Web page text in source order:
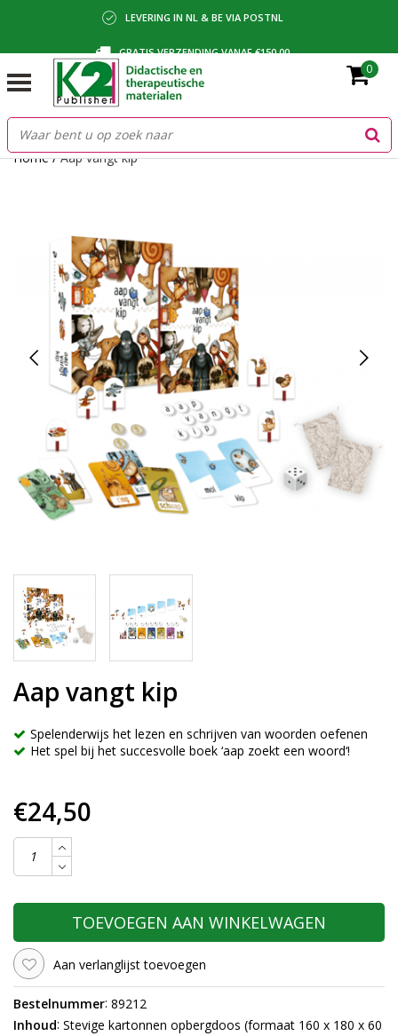
LEVERING IN NL & BE VIA POSTNL
GRATIS VERZENDING VANAF €150,00
BETALING VIA IDEAL, BANCONTACT OF FACTUUR
0
Home/Aap vangt kip
Aap vangt kip
Spelenderwijs het lezen en schrijven van woorden oefenen
Het spel bij het succesvolle boek ‘aap zoekt een woord‘!
€24,50
TOEVOEGEN AAN WINKELWAGEN
Aan verlanglijst toevoegen
Bestelnummer: 89212
Inhoud: Stevige kartonnen opbergdoos (formaat 160 x 180 x 60